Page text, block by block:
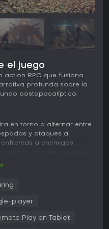
el juego
action RPG que fusiona
profunda sobre la
postapocalíptico.
en torno a alternar entre
y ataques a
a enemigos
de nivel en combates,
sets de chips
player
Play on Tablet